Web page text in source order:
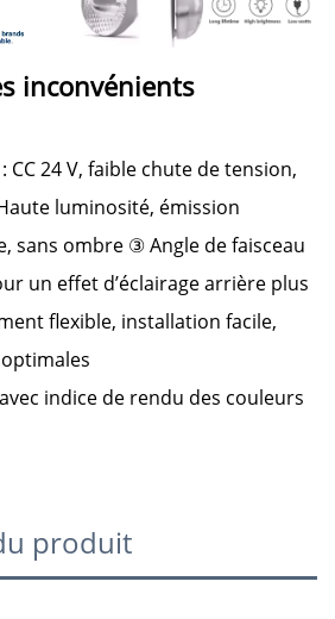
inconvénients
CC 24 V, faible chute de tension,
luminosité, émission
sans ombre ③ Angle de faisceau
un effet d’éclairage arrière plus
flexible, installation facile,
indice de rendu des couleurs
produit